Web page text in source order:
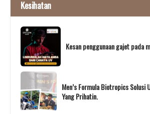
Kesihatan
Kesan penggunaan gajet pada
Men’s Formula Biotropics Solusi
Yang Prihatin.